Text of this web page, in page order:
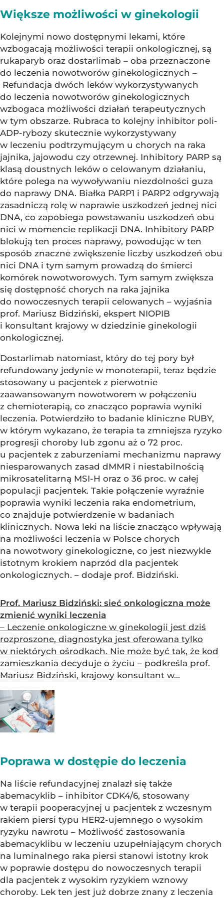
Większe możliwości w ginekologii
Kolejnymi nowo dostępnymi lekami, które
wzbogacają możliwości terapii onkologicznej, są
rukaparyb oraz dostarlimab – oba przeznaczone
do leczenia nowotworów ginekologicznych –
Refundacja dwóch leków wykorzystywanych
do leczenia nowotworów ginekologicznych
wzbogaca możliwości działań terapeutycznych
w tym obszarze. Rubraca to kolejny inhibitor poli-
ADP-rybozy skutecznie wykorzystywany
w leczeniu podtrzymującym u chorych na raka
jajnika, jajowodu czy otrzewnej. Inhibitory PARP są
klasą doustnych leków o celowanym działaniu,
które polega na wywoływaniu niezdolności guza
do naprawy DNA. Białka PARP1 i PARP2 odgrywają
zasadniczą rolę w naprawie uszkodzeń jednej nici
DNA, co zapobiega powstawaniu uszkodzeń obu
nici w momencie replikacji DNA. Inhibitory PARP
blokują ten proces naprawy, powodując w ten
sposób znaczne zwiększenie liczby uszkodzeń obu
nici DNA i tym samym prowadzą do śmierci
komórek nowotworowych. Tym samym zwiększa
się dostępność chorych na raka jajnika
do nowoczesnych terapii celowanych – wyjaśnia
prof. Mariusz Bidziński, ekspert NIOPIB
i konsultant krajowy w dziedzinie ginekologii
onkologicznej.
Dostarlimab natomiast, który do tej pory był
refundowany jedynie w monoterapii, teraz będzie
stosowany u pacjentek z pierwotnie
zaawansowanym nowotworem w połączeniu
z chemioterapią, co znacząco poprawia wyniki
leczenia. Potwierdziło to badanie kliniczne RUBY,
w którym wykazano, że terapia ta zmniejsza ryzyko
progresji choroby lub zgonu aż o 72 proc.
u pacjentek z zaburzeniami mechanizmu naprawy
niesparowanych zasad dMMR i niestabilnością
mikrosatelitarną MSI-H oraz o 36 proc. w całej
populacji pacjentek. Takie połączenie wyraźnie
poprawia wyniki leczenia raka endometrium,
co znajduje potwierdzenie w badaniach
klinicznych. Nowa leki na liście znacząco wpływają
na możliwości leczenia w Polsce chorych
na nowotwory ginekologiczne, co jest niezwykle
istotnym krokiem naprzód dla pacjentek
onkologicznych. – dodaje prof. Bidziński.
Prof. Mariusz Bidziński: sieć onkologiczna może
zmienić wyniki leczenia
– Leczenie onkologiczne w ginekologii jest dziś
rozproszone, diagnostyka jest oferowana tylko
w niektórych ośrodkach. Nie może być tak, że kod
zamieszkania decyduje o życiu – podkreśla prof.
Mariusz Bidziński, krajowy konsultant w...
Poprawa w dostępie do leczenia
Na liście refundacyjnej znalazł się także
abemacyklib – inhibitor CDK4/6, stosowany
w terapii pooperacyjnej u pacjentek z wczesnym
rakiem piersi typu HER2-ujemnego o wysokim
ryzyku nawrotu – Możliwość zastosowania
abemacyklibu w leczeniu uzupełniającym chorych
na luminalnego raka piersi stanowi istotny krok
w poprawie dostępu do nowoczesnych terapii
dla pacjentek z wysokim ryzykiem wznowy
choroby. Lek ten jest już dobrze znany z leczenia